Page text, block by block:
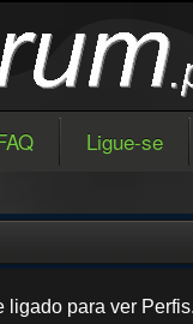
Ligue-se
ligado para ver